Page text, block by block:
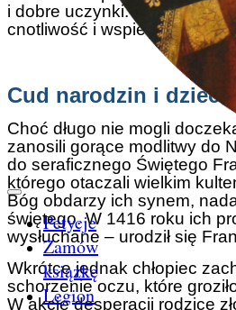
Petycje
Zamów
książkę
Legion
i dobre uczynki. Matka,
cnotliwość i wspierała go w
Cud narodzin i
Choć długo nie mogli
zanosili gorące modlitwy do
do seraficznego Świętego
którego otaczali wielkim
Bóg obdarzy ich synem,
świętego. W 1416 roku ich
wysłuchane – urodził się
Wkrótce jednak chłopiec
schorzenie oczu, które
W akcie desperacji rodzice